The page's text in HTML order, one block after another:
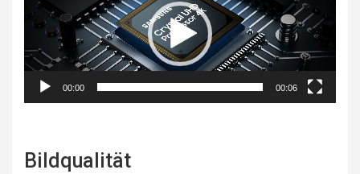
00:00 00:06
Bildqualität